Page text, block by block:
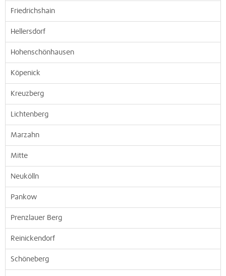
Friedrichshain
Hellersdorf
Hohenschönhausen
Köpenick
Kreuzberg
Lichtenberg
Marzahn
Mitte
Neukölln
Pankow
Prenzlauer Berg
Reinickendorf
Schöneberg